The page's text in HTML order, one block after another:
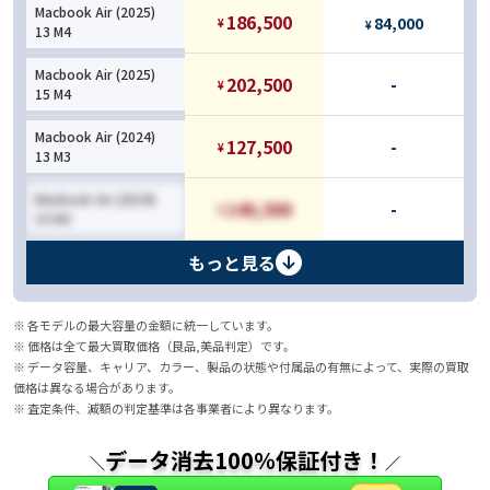
Macbook Air (2025)
13 M4
¥ 186,500 ¥ 84,000
Macbook Air (2025)
15 M4
¥ 202,500 -
Macbook Air (2024)
13 M3
¥ 127,500 -
Macbook Air (2024)
15 M3
¥140,500 -
もっと見る
※ 各モデルの最大容量の金額に統一しています。
※ 価格は全て最大買取価格（良品,美品判定）です。
※ データ容量、キャリア、カラー、製品の状態や付属品の有無によって、実際の買取
価格は異なる場合があります。
※ 査定条件、減額の判定基準は各事業者により異なります。
＼データ消去100％保証付き！ ／